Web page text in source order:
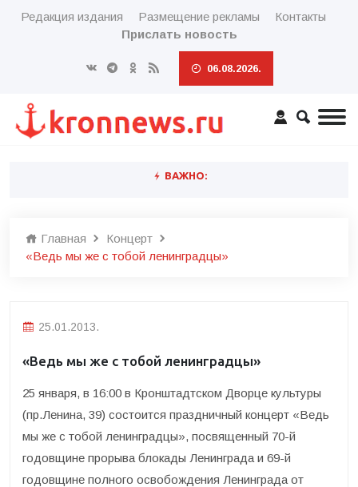
Редакция издания Размещение рекламы
Контакты
Прислать новость
06.08.2026.
ВАЖНО:
Главная
Концерт
«Ведь мы же с тобой ленинградцы»
25.01.2013.
«Ведь мы же с тобой ленинградцы»
25 января, в 16:00 в Кронштадтском Дворце культуры
(пр.Ленина, 39) состоится праздничный концерт «Ведь
мы же с тобой ленинградцы», посвященный 70-й
годовщине прорыва блокады Ленинграда и 69-й
годовщине полного освобождения Ленинграда от